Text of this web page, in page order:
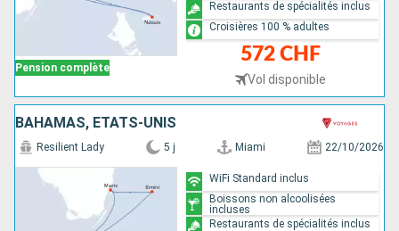
Pension complète
572 CHF
Vol disponible
Restaurants de spécialités inclus
Croisières 100 % adultes
BAHAMAS, ÉTATS-UNIS
Resilient Lady 5 j Miami 22/10/2026
WiFi Standard inclus
Boissons non alcoolisées
incluses
Restaurants de spécialités inclus